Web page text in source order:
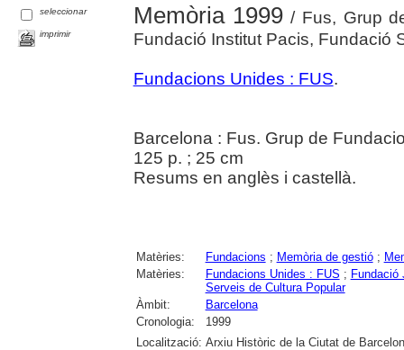
seleccionar
imprimir
Memòria 1999 / Fus, Grup
Fundació Institut Pacis, Fundació
Fundacions Unides : FUS.
Barcelona : Fus. Grup de
125 p. ; 25 cm
Resums en anglès i castellà.
Matèries: Fundacions ; Memòria de gestió;
Matèries:
Fundacions Unides : FUS ; Fundació
Serveis de Cultura Popular
Àmbit:
Barcelona
Cronologia:
1999
Localització: Arxiu Històric de la Ciutat de